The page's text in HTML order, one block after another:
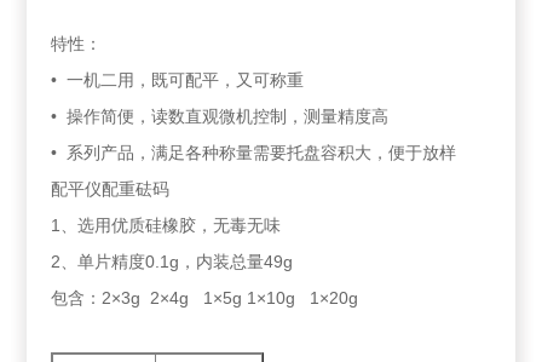
特性：
• 一机二用，既可配平，又可称重
• 操作简便，读数直观微机控制，测量精度高
• 系列产品，满足各种称量需要托盘容积大，便于放样
配平仪配重砝码
1、选用优质硅橡胶，无毒无味
2、单片精度0.1g，内装总量49g
包含：2×3g 2×4g 1×5g 1×10g 1×20g